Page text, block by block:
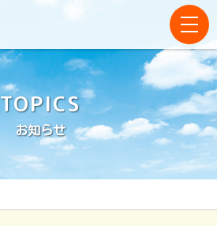
TOPICS
お知らせ